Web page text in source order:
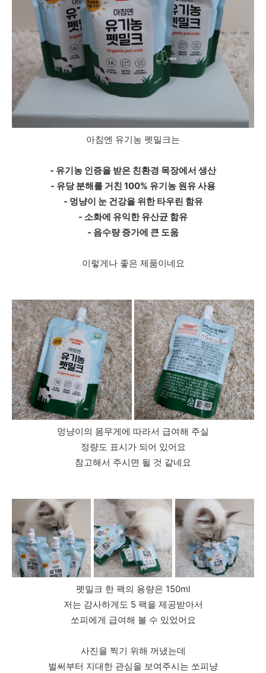
아침엔 유기농 펫밀크는
- 유기농 인증을 받은 친환경 목장에서 생산
- 유당 분해를 거친 100% 유기농 원유 사용
- 멍냥이 눈 건강을 위한 타우린 함유
- 소화에 유익한 유산균 함유
- 음수량 증가에 큰 도움
이렇게나 좋은 제품이네요
멍냥이의 몸무게에 따라서 급여해 주실
정량도 표시가 되어 있어요
참고해서 주시면 될 것 같네요
펫밀크 한 팩의 용량은 150ml
저는 감사하게도 5 팩을 제공받아서
쏘피에게 급여해 볼 수 있었어요
사진을 찍기 위해 꺼냈는데
벌써부터 지대한 관심을 보여주시는 쏘피냥